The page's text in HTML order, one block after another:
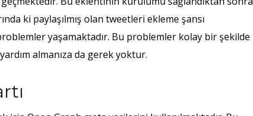
ki paylaşılmış olan tweetleri ekleme şansı
yaşamaktadır. Bu problemler kolay bir şekilde
almanıza da gerek yoktur.